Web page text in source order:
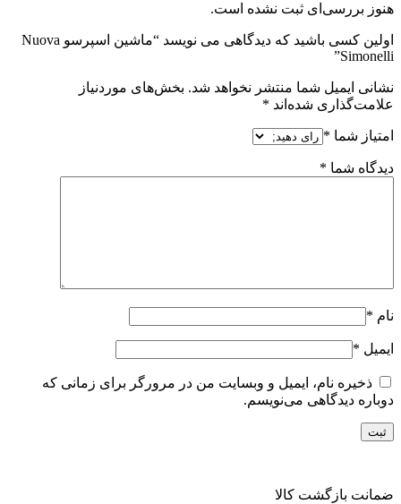
هنوز بررسی‌ای ثبت نشده است.
اولین کسی باشید که دیدگاهی می نویسد “ماشین اسپرسو Nuova
Simonelli”
نشانی ایمیل شما منتشر نخواهد شد. بخش‌های موردنیاز
علامت‌گذاری شده‌اند *
امتیاز شما *
دیدگاه شما *
نام *
ایمیل *
ذخیره نام، ایمیل و وبسایت من در مرورگر برای زمانی که
دوباره دیدگاهی می‌نویسم.
ضمانت بازگشت کالا